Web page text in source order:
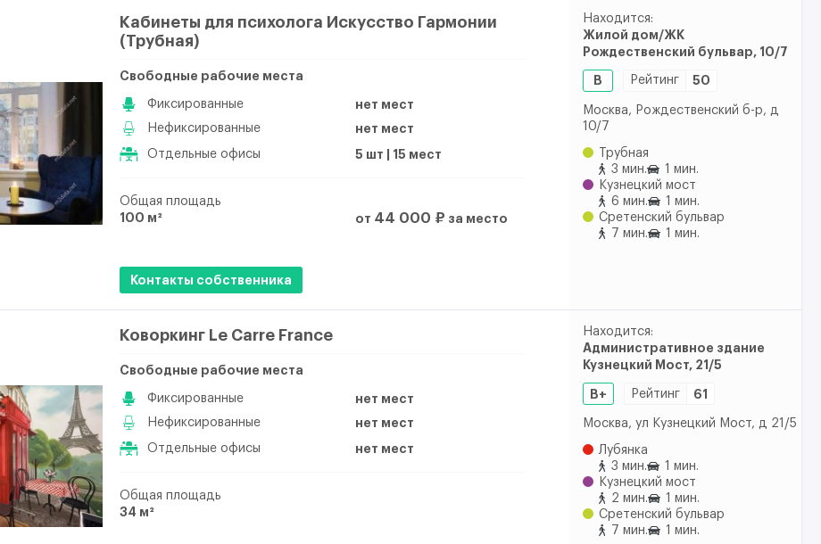
Кабинеты для психолога Искусство Гармонии
(Трубная)
Свободные рабочие места
Фиксированные
нет мест
Нефиксированные
нет мест
Отдельные офисы 5 шт | 15 мест
Общая площадь
100 м²
от 44 000 ₽ за место
Контакты собственника
Находится:
Жилой дом/ЖК
Рождественский бульвар, 10/7
B Рейтинг 50
Москва, Рождественский б-р, д
10/7
Трубная
3 мин.
1 мин.
Кузнецкий мост
6 мин.
1 мин.
Сретенский бульвар
7 мин.
1 мин.
Коворкинг Le Carre France
Свободные рабочие места
Фиксированные
нет мест
Нефиксированные
нет мест
Отдельные офисы нет мест
Общая площадь
34 м²
Находится:
Административное здание
Кузнецкий Мост, 21/5
B+ Рейтинг 61
Москва, ул Кузнецкий Мост, д 21/5
Лубянка
3 мин.
1 мин.
Кузнецкий мост
2 мин.
1 мин.
Сретенский бульвар
7 мин.
1 мин.